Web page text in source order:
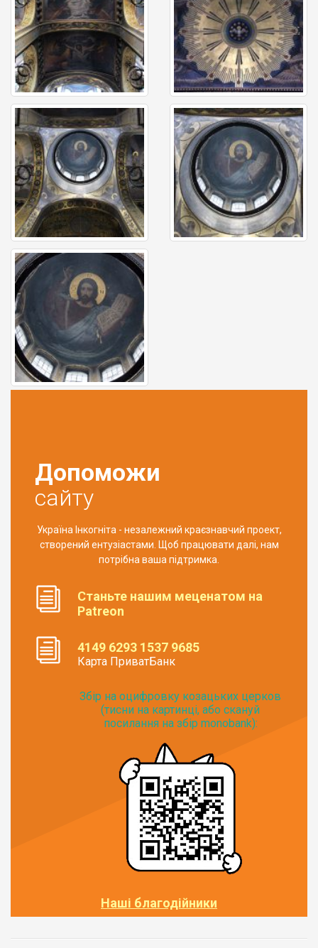
Допоможи
сайту
Україна Інкогніта - незалежний краєзнавчий проект,
створений ентузіастами. Щоб працювати далі, нам
потрібна ваша підтримка.
Станьте нашим меценатом на
Patreon
4149 6293 1537 9685
Карта ПриватБанк
Збір на оцифровку козацьких церков
(тисни на картинці, або скануй
посилання на збір monobank):
Наші благодійники